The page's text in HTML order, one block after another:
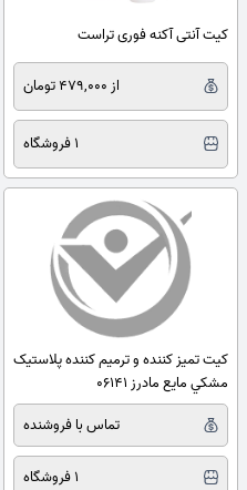
کیت آنتی آکنه فوری تراست
از 479,000 تومان
1 فروشگاه
کیت تمیز کننده و ترميم کننده پلاستيک
مشکي مايع مادرز 06141
تماس با فروشنده
1 فروشگاه